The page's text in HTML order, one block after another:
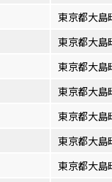
東京都大島
東京都大島
東京都大島
東京都大島
東京都大島
東京都大島
東京都大島